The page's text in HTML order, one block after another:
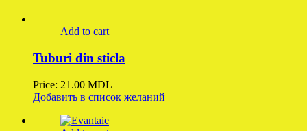
Add to cart
Tuburi din sticla
Price: 21.00 MDL
Добавить в список желаний